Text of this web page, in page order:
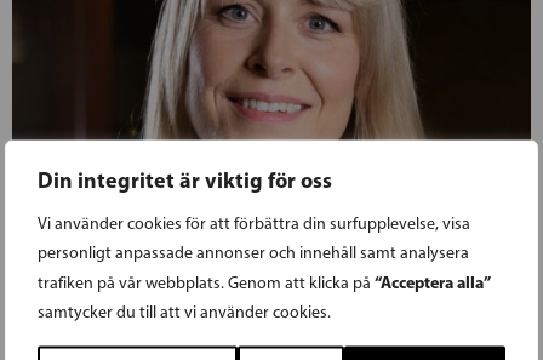
Din integritet är viktig för oss
Vi använder cookies för att förbättra din surfupplevelse, visa
personligt anpassade annonser och innehåll samt analysera
trafiken på vår webbplats. Genom att klicka på “Acceptera alla”
samtycker du till att vi använder cookies.